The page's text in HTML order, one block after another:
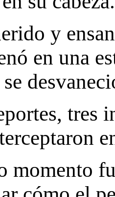
y
en una
tres
momento